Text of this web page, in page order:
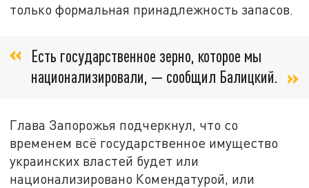
только формальная принадлежность запасов.
Есть государственное зерно, которое мы
национализировали, — сообщил Балицкий.
Глава Запорожья подчеркнул, что со
временем всё государственное имущество
украинских властей будет или
национализировано Комендатурой, или